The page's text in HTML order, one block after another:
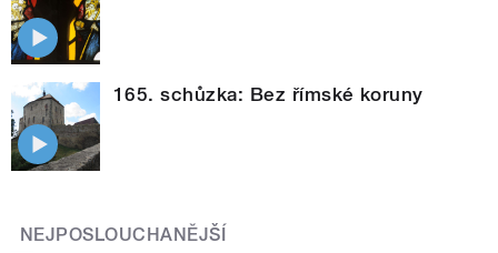
165. schůzka: Bez římské koruny
NEJPOSLOUCHANĚJŠÍ